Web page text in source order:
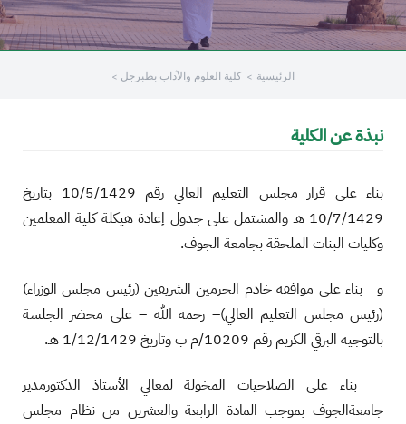
الرئيسية كلية العلوم والآداب بطبرجل
نبذة عن الكلية
بناء على قرار مجلس التعليم العالي رقم 10/5/1429 بتاريخ
10/7/1429 هـ والمشتمل على جدول إعادة هيكلة كلية المعلمين
وكليات البنات الملحقة بجامعة الجوف.
و بناء على موافقة خادم الحرمين الشريفين (رئيس مجلس الوزراء)
(رئيس مجلس التعليم العالي)– رحمه الله – على محضر الجلسة
بالتوجيه البرقي الكريم رقم 10209/م ب وتاريخ 1/12/1429 هـ.
بناء على الصلاحيات المخولة لمعالي الأستاذ الدكتورمدير
جامعةالجوف بموجب المادة الرابعة والعشرين من نظام مجلس